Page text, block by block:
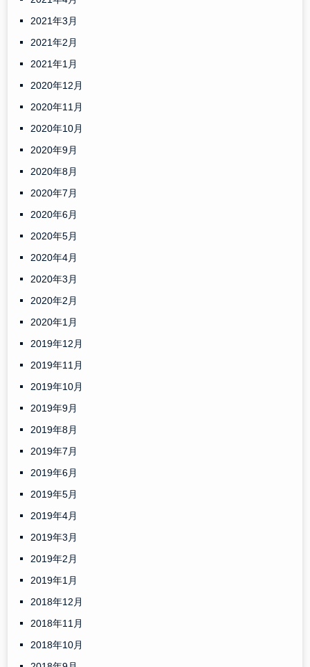
2021年3月
2021年2月
2021年1月
2020年12月
2020年11月
2020年10月
2020年9月
2020年8月
2020年7月
2020年6月
2020年5月
2020年4月
2020年3月
2020年2月
2020年1月
2019年12月
2019年11月
2019年10月
2019年9月
2019年8月
2019年7月
2019年6月
2019年5月
2019年4月
2019年3月
2019年2月
2019年1月
2018年12月
2018年11月
2018年10月